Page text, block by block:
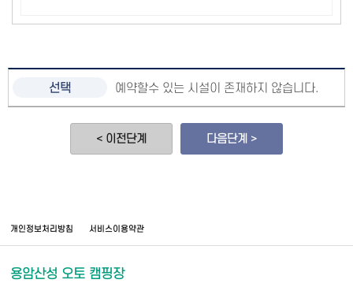
예약할수 있는 시설이 존재하지 않습니다.
< 이전단계 다음단계 >
개인정보처리방침 서비스이용약관
용암산성 오토 캠핑장